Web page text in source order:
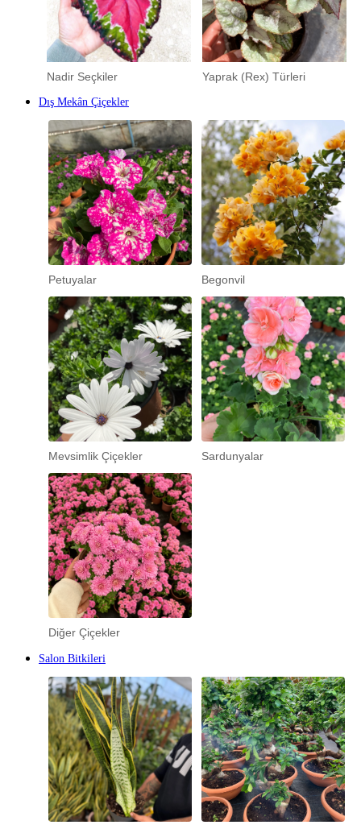
Nadir Seçkiler Yaprak (Rex) Türleri
Dış Mekân Çiçekler
Petuyalar Begonvil
Mevsimlik Çiçekler Sardunyalar
Diğer Çiçekler
Salon Bitkileri